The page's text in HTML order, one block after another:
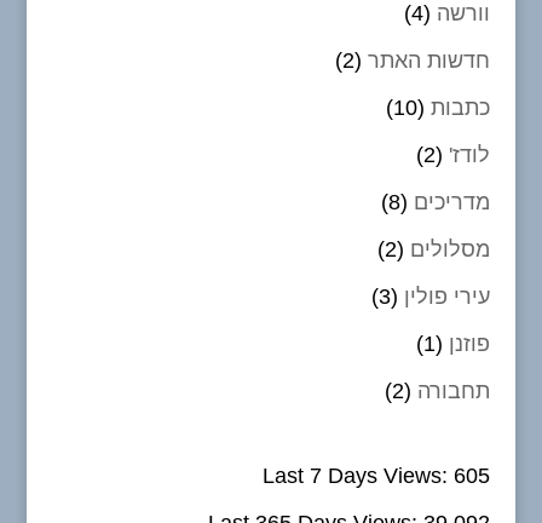
וורשה (4)
חדשות האתר(2)
כתבות(10)
לודז' (2)
מדריכים (8)
מסלולים (2)
עירי פולין (3)
פוזנן (1)
תחבורה (2)
Last 7 Days Views: 605